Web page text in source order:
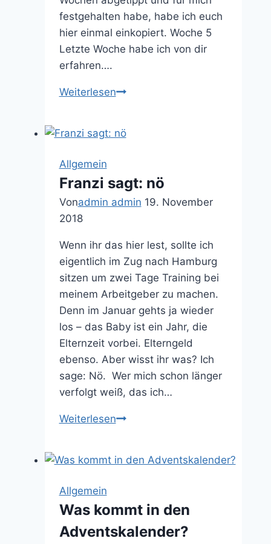
festgehalten habe, habe ich euch
hier einmal einkopiert. Woche 5
Letzte Woche habe ich von dir
erfahren….
WeiterlesenBald
Wir
ein
Baby
Woche
5-
Allgemein
Franzi sagt: nö
Vonadmin admin 19. November
2018
Wenn ihr das hier lest, sollte ich
eigentlich im Zug nach Hamburg
sitzen um zwei Tage Training bei
meinem Arbeitgeber zu machen.
Denn im Januar gehts ja wieder
los – das Baby ist ein Jahr, die
Elternzeit vorbei. Elterngeld
ebenso. Aber wisst ihr was? Ich
sage: Nö. Wer mich schon länger
verfolgt weiß, das ich…
WeiterlesenFranzi
Allgemein
Was kommt in den
Adventskalender?